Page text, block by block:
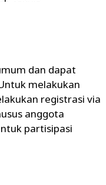
dan dapat
melakukan
registrasi via
anggota
partisipasi